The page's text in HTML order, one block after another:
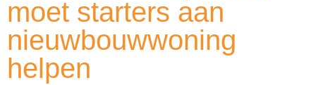
moet starters aan
nieuwbouwwoning
helpen